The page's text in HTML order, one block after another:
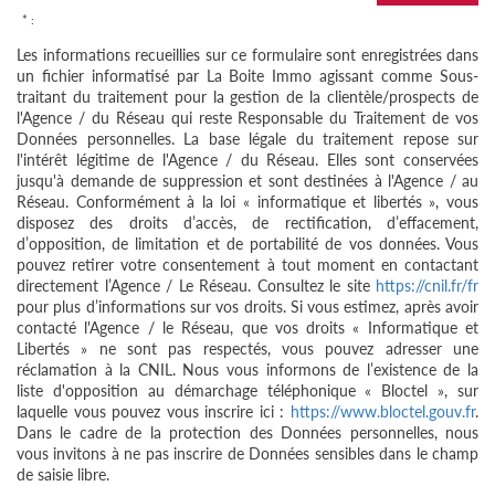
* :
Les informations recueillies sur ce formulaire sont enregistrées dans
un fichier informatisé par La Boite Immo agissant comme Sous-
traitant du traitement pour la gestion de la clientèle/prospects de
l'Agence / du Réseau qui reste Responsable du Traitement de vos
Données personnelles. La base légale du traitement repose sur
l'intérêt légitime de l'Agence / du Réseau. Elles sont conservées
jusqu'à demande de suppression et sont destinées à l'Agence / au
Réseau. Conformément à la loi « informatique et libertés », vous
disposez des droits d’accès, de rectification, d’effacement,
d’opposition, de limitation et de portabilité de vos données. Vous
pouvez retirer votre consentement à tout moment en contactant
directement l’Agence / Le Réseau. Consultez le site https://cnil.fr/fr
pour plus d’informations sur vos droits. Si vous estimez, après avoir
contacté l'Agence / le Réseau, que vos droits « Informatique et
Libertés » ne sont pas respectés, vous pouvez adresser une
réclamation à la CNIL. Nous vous informons de l’existence de la
liste d'opposition au démarchage téléphonique « Bloctel », sur
laquelle vous pouvez vous inscrire ici : https://www.bloctel.gouv.fr.
Dans le cadre de la protection des Données personnelles, nous
vous invitons à ne pas inscrire de Données sensibles dans le champ
de saisie libre.